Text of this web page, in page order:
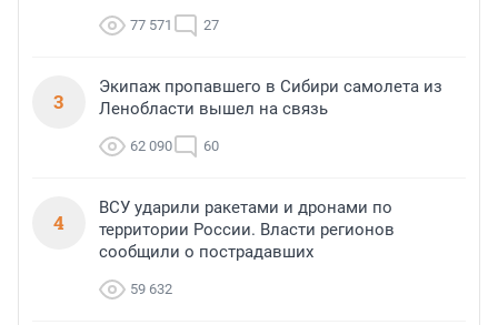
77 571 27
3
Экипаж пропавшего в Сибири самолета из
Ленобласти вышел на связь
62 090 60
4
ВСУ ударили ракетами и дронами по
территории России. Власти регионов
сообщили о пострадавших
59 632